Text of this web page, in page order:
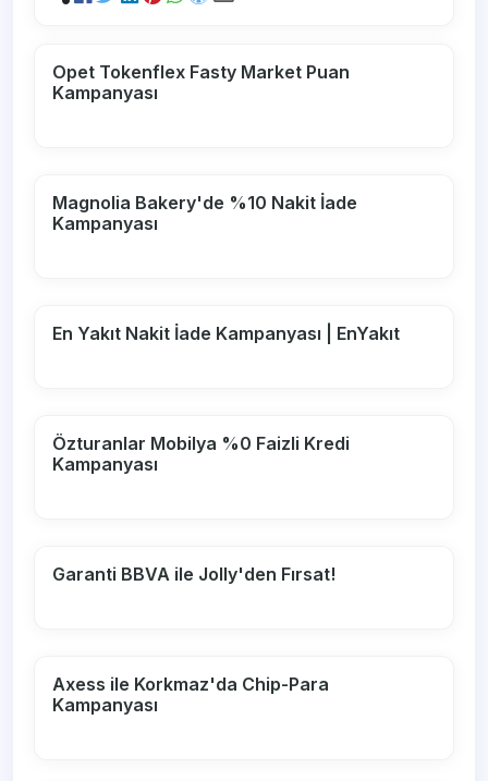
Opet Tokenflex Fasty Market Puan
Kampanyası
Magnolia Bakery'de %10 Nakit İade
Kampanyası
En Yakıt Nakit İade Kampanyası | EnYakıt
Özturanlar Mobilya %0 Faizli Kredi
Kampanyası
Garanti BBVA ile Jolly'den Fırsat!
Axess ile Korkmaz'da Chip-Para
Kampanyası